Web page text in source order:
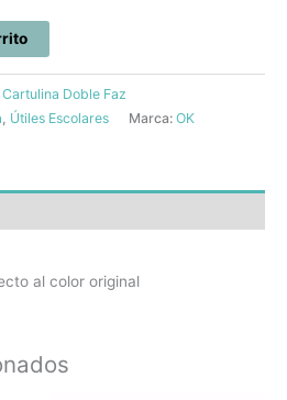
Cartulina Doble Faz
Útiles Escolares Marca: OK
al color original